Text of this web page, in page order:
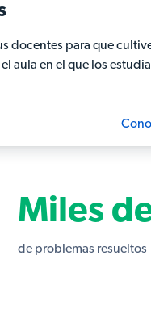
docentes para que
aula en el que los
Miles
de problemas resueltos